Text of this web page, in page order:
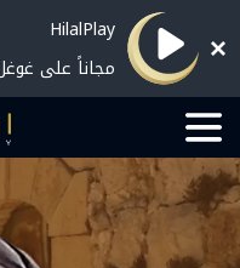
HilalPlay
مجاناً على